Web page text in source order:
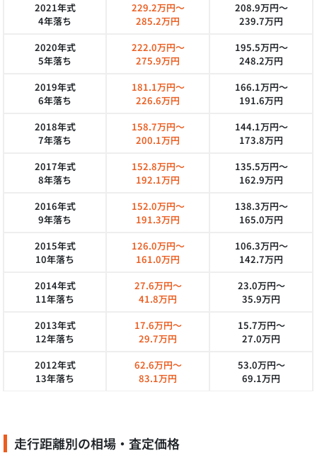
2021年式
4年落ち
229.2万円～
285.2万円
208.9万円～
239.7万円
2020年式
5年落ち
222.0万円～
275.9万円
195.5万円～
248.2万円
2019年式
6年落ち
181.1万円～
226.6万円
166.1万円～
191.6万円
2018年式
7年落ち
158.7万円～
200.1万円
144.1万円～
173.8万円
2017年式
8年落ち
152.8万円～
192.1万円
135.5万円～
162.9万円
2016年式
9年落ち
152.0万円～
191.3万円
138.3万円～
165.0万円
2015年式
10年落ち
126.0万円～
161.0万円
106.3万円～
142.7万円
2014年式
11年落ち
27.6万円～
41.8万円
23.0万円～
35.9万円
2013年式
12年落ち
17.6万円～
29.7万円
15.7万円～
27.0万円
2012年式
13年落ち
62.6万円～
83.1万円
53.0万円～
69.1万円
走行距離別の相場・査定価格